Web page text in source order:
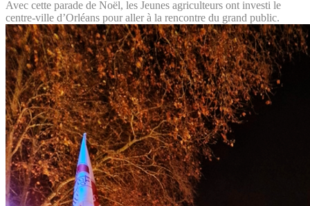
Avec cette parade de Noël, les Jeunes agriculteurs ont investi le
centre-ville d’Orléans pour aller à la rencontre du grand public.